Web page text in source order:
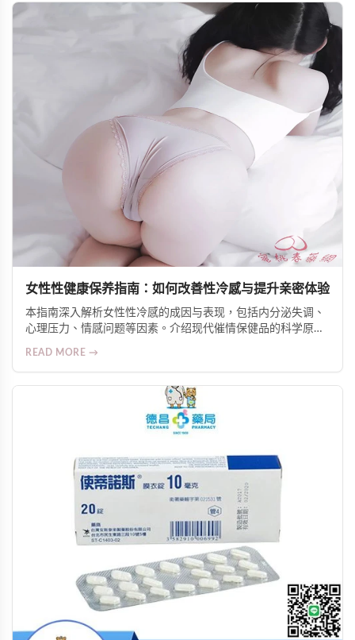
女性性健康保养指南：如何改善性冷感与提升亲密体验
本指南深入解析女性性冷感的成因与表现，包括内分泌失调、
心理压力、情感问题等因素。介绍现代催情保健品的科学原
READ MORE →